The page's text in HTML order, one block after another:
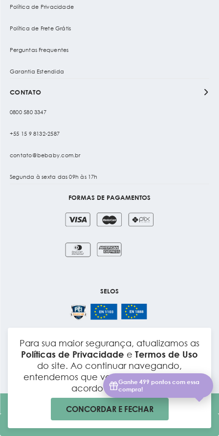
Para sua maior segurança, atualizamos as
Políticas de Privacidade e Termos de Uso
do site. Ao continuar navegando,
entendemos que você está ciente e de
acordo com elas.
CONCORDAR E FECHAR
Política de Privacidade
Política de Frete Grátis
Perguntas Frequentes
Garantia Estendida
CONTATO
0800 580 3347
+55 15 9 8132-2587
contato@bebaby.com.br
Segunda à sexta das 09h às 17h
FORMAS DE PAGAMENTOS
SELOS
Layout e Desenvolvimento
Todos os direitos reservados. Por LC dos Anjos LTDA CNPJ
28.414.558/0001-32 Rod. Raposo Tavares, S/N – Km 99, Galpão S01 –
Vila Artura, Sorocaba – SP, 18030-005